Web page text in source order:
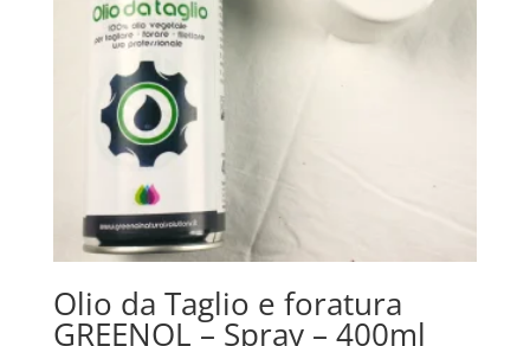
Olio da Taglio e foratura
GREENOL – Spray – 400ml